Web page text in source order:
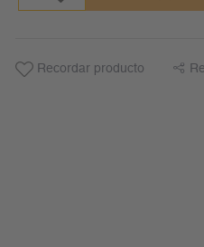
Recordar producto